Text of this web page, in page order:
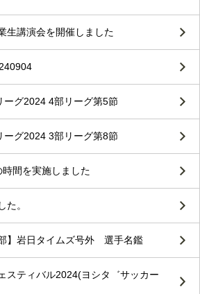
生講演会を開催しました
ーグ2024 4部リーグ第5節
ーグ2024 3部リーグ第8節
間を実施しました
た。
】岩日タイムズ号外 選手名鑑
スティバル2024(ヨシタ゛サッカー